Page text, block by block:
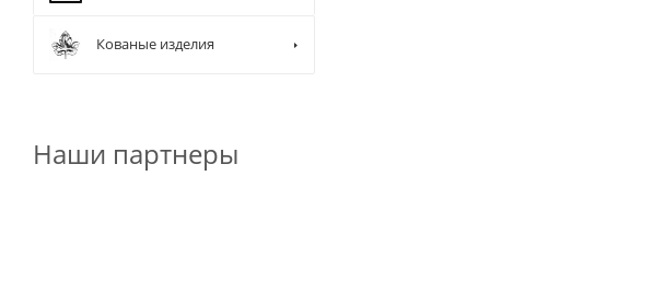
Кованые изделия
Наши партнеры